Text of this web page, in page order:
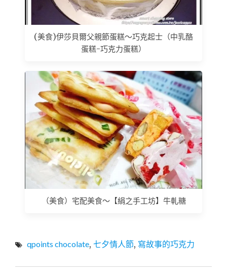
(美食)伊莎貝爾父親節蛋糕～巧克起士（中乳酪
蛋糕-巧克力蛋糕）
（美食）宅配美食～【絹之手工坊】牛軋糖
qpoints chocolate, 七夕情人節, 寫故事的巧克力